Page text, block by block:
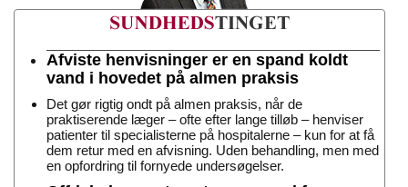
Afviste henvisninger er en spand koldt
vand i hovedet på almen praksis
Det gør rigtig ondt på almen praksis, når de
praktiserende læger – ofte efter lange tilløb – henviser
patienter til specialisterne på hospitalerne – kun for at få
dem retur med en afvisning. Uden behandling, men med
en opfordring til fornyede undersøgelser.